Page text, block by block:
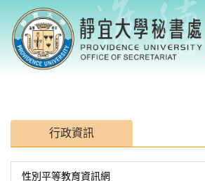
到
主
要
行政資訊
性別平等教育資訊網